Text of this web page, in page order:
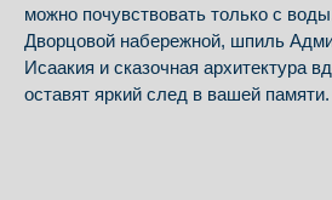
можно почувствовать только с
Дворцовой набережной, шпиль
Исаакия и сказочная архитектура
оставят яркий след в вашей памяти.